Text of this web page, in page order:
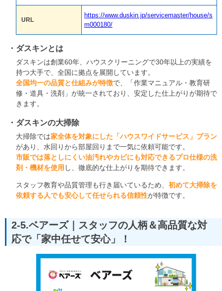
URL
https://www.duskin.jp/servicemaster/house/s
m000180/
ダスキンとは
ダスキンは創業60年、ハウスクリーニングで30年以上の実績を
持つ大手で、全国に拠点を展開しています。
全国均一の品質と仕組みが特徴で、「作業マニュアル・教育研
修・道具・洗剤」が統一されており、安定した仕上がりが期待で
きます。
ダスキンの大掃除
大掃除では家全体を対象にした「ハウスワイドサービス」プラン
があり、水回りから部屋回りまで一気に依頼可能です。
市販では落としにくい油汚れやカビにも対応できるプロ仕様の洗
剤・機材を使用 し、徹底的な仕上がりを期待できます。
スタッフ教育や品質管理も行き届いているため、 初めて大掃除を
依頼する人でも安心して任せられる信頼性が特徴です。
2-5.ベアーズ｜スタッフの人柄＆高品質な対
応で「家中任せて安心」！